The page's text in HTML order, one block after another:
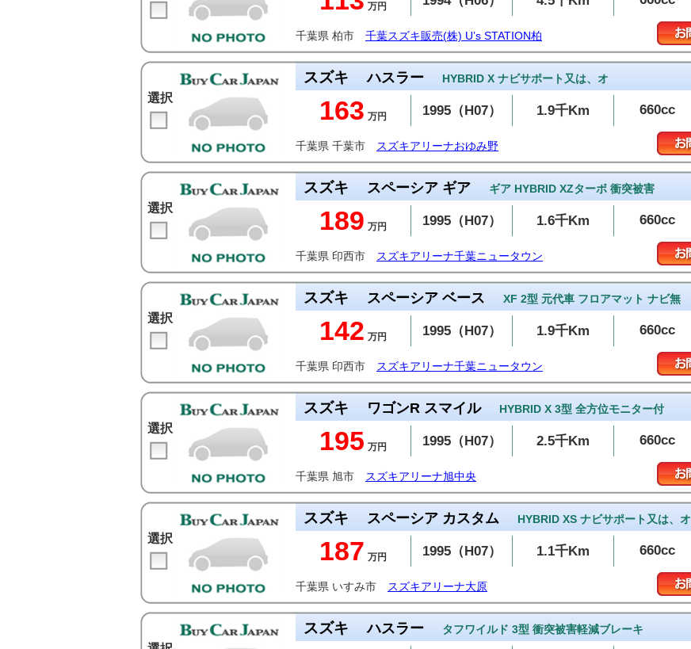
万円
千葉県 柏市 千葉スズキ販売(株) U’s STATION柏
選択
スズキ ハスラー HYBRID X ナビサポート又は、オ
163 万円 1995（H07） 1.9千Km 660cc
千葉県 千葉市 スズキアリーナおゆみ野
選択
スズキ スペーシア ギア ギア HYBRID XZターボ 衝突被害
189 万円 1995（H07） 1.6千Km 660cc
千葉県 印西市 スズキアリーナ千葉ニュータウン
選択
スズキ スペーシア ベース XF 2型 元代車 フロアマット ナビ無
142 万円 1995（H07） 1.9千Km 660cc
千葉県 印西市 スズキアリーナ千葉ニュータウン
選択
スズキ ワゴンR スマイル HYBRID X 3型 全方位モニター付
195 万円 1995（H07） 2.5千Km 660cc
千葉県 旭市 スズキアリーナ旭中央
選択
スズキ スペーシア カスタム HYBRID XS ナビサポート又は、オ
187 万円 1995（H07） 1.1千Km 660cc
千葉県 いすみ市 スズキアリーナ大原
スズキ ハスラー タフワイルド 3型 衝突被害軽減ブレーキ